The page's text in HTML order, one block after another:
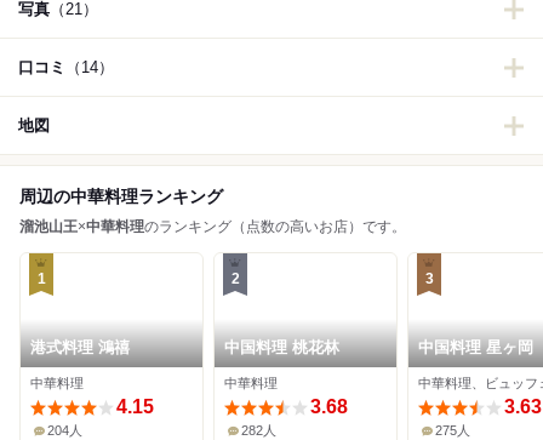
写真 （21）
口コミ （14）
地図
周辺の中華料理ランキング
溜池山王×中華料理のランキング（点数の高いお店）です。
1
港式料理 鴻禧
中華料理
4.15
204人
2
中国料理 桃花林
中華料理
3.68
282人
3
中国料理 星ヶ岡
中華料理、ビュッフ
3.63
275人